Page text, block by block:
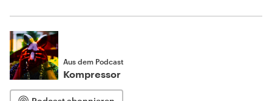
Aus dem Podcast
Kompressor